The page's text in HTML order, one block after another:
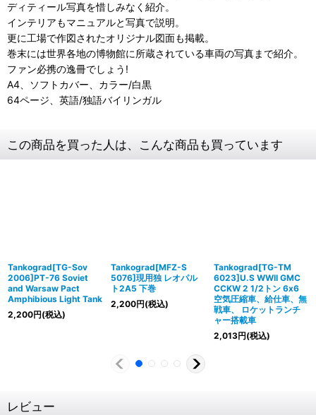
ディティール写真を惜しみなく紹介。
インテリアもマニュアルと写真で説明。
更に工場で作図されたオリジナル図面も掲載。
巻末には世界各地の博物館に所蔵されている車両の写真まで紹介。
ファン必携の逸冊でしょう!
A4、ソフトカバー、カラー/白黒
64ページ、英語/独語バイリンガル
この商品を買った人は、こんな商品も買っています
Tankograd[TG-Sov
2006]PT-76 Soviet
and Warsaw Pact
Amphibious Light Tank
2,200円(税込)
Tankograd[MFZ-S
5076]現用独 レオパル
ト2A5 下巻
2,200円(税込)
Tankograd[TG-TM
6023]U.S WWII GMC
CCKW 2 1/2トン 6x6
空気圧縮車、給仕車、無
戦車、 ロケットランチ
ャー搭載車
2,013円(税込)
レビュー